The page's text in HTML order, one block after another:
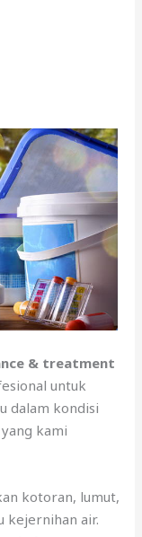
& treatment
untuk
dalam kondisi
kami
kotoran, lumut,
kejernihan air.